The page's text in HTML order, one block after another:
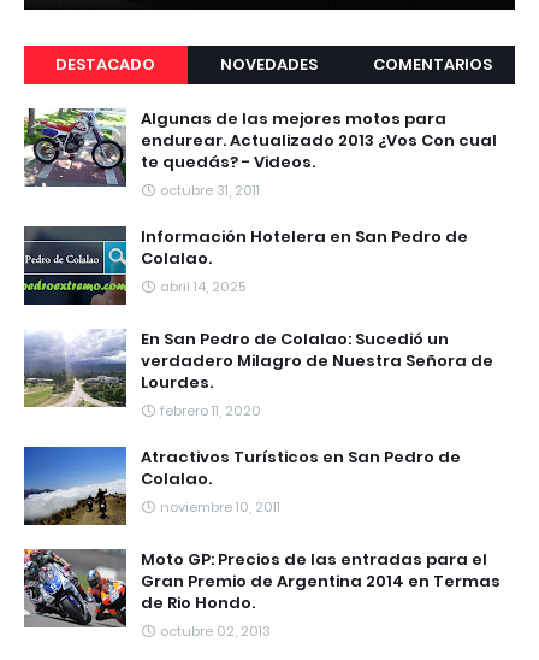
DESTACADO NOVEDADES COMENTARIOS
Algunas de las mejores motos para
endurear. Actualizado 2013 ¿Vos Con cual
te quedás? - Videos.
octubre 31, 2011
Información Hotelera en San Pedro de
Colalao.
abril 14, 2025
En San Pedro de Colalao: Sucedió un
verdadero Milagro de Nuestra Señora de
Lourdes.
febrero 11, 2020
Atractivos Turísticos en San Pedro de
Colalao.
noviembre 10, 2011
Moto GP: Precios de las entradas para el
Gran Premio de Argentina 2014 en Termas
de Rio Hondo.
octubre 02, 2013